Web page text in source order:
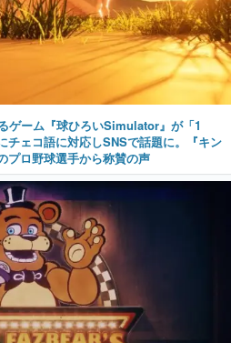
ゲーム『球ひろいSimulator』が「1
チェコ語に対応しSNSで話題に。『キン
プロ野球選手から称賛の声